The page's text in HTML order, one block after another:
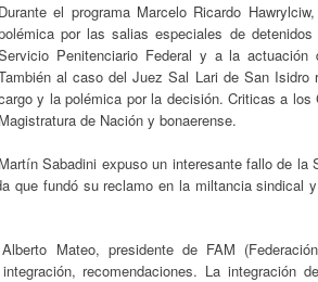
Durante el programa Marcelo Ricardo
por las salias especiales de
Penitenciario Federal y a la actuación
al caso del Juez Sal Lari de San Isidro
y la polémica por la decisión. Criticas a los
Magistratura de Nación y bonaerense.
Martín Sabadini expuso un interesante fallo de la
que fundó su reclamo en la miltancia sindical
Mateo, presidente de FAM
recomendaciones. La integración